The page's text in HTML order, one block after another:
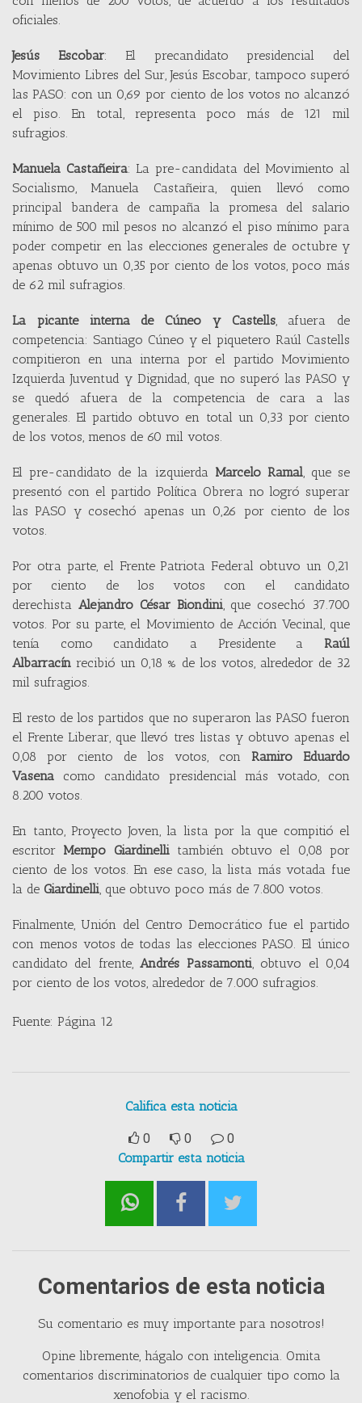
oficiales.
Jesús Escobar: El precandidato presidencial del
Movimiento Libres del Sur, Jesús Escobar, tampoco superó
las PASO: con un 0,69 por ciento de los votos no alcanzó
el piso. En total, representa poco más de 121 mil
sufragios.
Manuela Castañeira: La pre-candidata del Movimiento al
Socialismo, Manuela Castañeira, quien llevó como
principal bandera de campaña la promesa del salario
mínimo de 500 mil pesos no alcanzó el piso mínimo para
poder competir en las elecciones generales de octubre y
apenas obtuvo un 0,35 por ciento de los votos, poco más
de 62 mil sufragios.
La picante interna de Cúneo y Castells, afuera de
competencia: Santiago Cúneo y el piquetero Raúl Castells
compitieron en una interna por el partido Movimiento
Izquierda Juventud y Dignidad, que no superó las PASO y
se quedó afuera de la competencia de cara a las
generales. El partido obtuvo en total un 0,33 por ciento
de los votos, menos de 60 mil votos.
El pre-candidato de la izquierda Marcelo Ramal, que se
presentó con el partido Política Obrera no logró superar
las PASO y cosechó apenas un 0,26 por ciento de los
votos.
Por otra parte, el Frente Patriota Federal obtuvo un 0,21
por ciento de los votos con el candidato
derechista Alejandro César Biondini, que cosechó 37.700
votos. Por su parte, el Movimiento de Acción Vecinal, que
tenía como candidato a Presidente a Raúl
Albarracín recibió un 0,18 % de los votos, alrededor de 32
mil sufragios.
El resto de los partidos que no superaron las PASO fueron
el Frente Liberar, que llevó tres listas y obtuvo apenas el
0,08 por ciento de los votos, con Ramiro Eduardo
Vasena como candidato presidencial más votado, con
8.200 votos.
En tanto, Proyecto Joven, la lista por la que compitió el
escritor Mempo Giardinellitambién obtuvo el 0,08 por
ciento de los votos. En ese caso, la lista más votada fue
la de Giardinelli, que obtuvo poco más de 7.800 votos.
Finalmente, Unión del Centro Democrático fue el partido
con menos votos de todas las elecciones PASO. El único
candidato del frente,Andrés Passamonti, obtuvo el 0,04
por ciento de los votos, alrededor de 7.000 sufragios.
Fuente: Página 12
Califica esta noticia
0 0
0
Compartir esta noticia
Comentarios de esta noticia
Su comentario es muy importante para nosotros!
Opine libremente, hágalo con inteligencia. Omita
comentarios discriminatorios de cualquier tipo como la
xenofobia y el racismo.